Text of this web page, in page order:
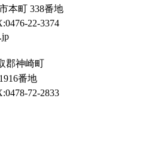
本町 338番地
22-3374
郡神崎町
番地
72-2833